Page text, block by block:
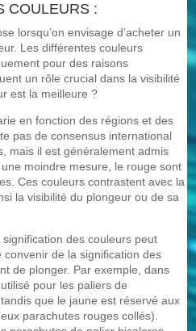
COULEURS :
lorsqu’on envisage d’acheter un
Les différentes couleurs
pour des raisons
un rôle crucial dans la visibilité
est la meilleure ?
en fonction des régions et des
pas de consensus international
mais il est généralement admis
moindre mesure, le rouge sont
Ces couleurs contrastent avec la
la visibilité du plongeur ou de sa
des couleurs peut
de la signification des
de plonger. Par exemple, dans
pour les paliers de
que le jaune est réservé aux
parachutes rouges collés).